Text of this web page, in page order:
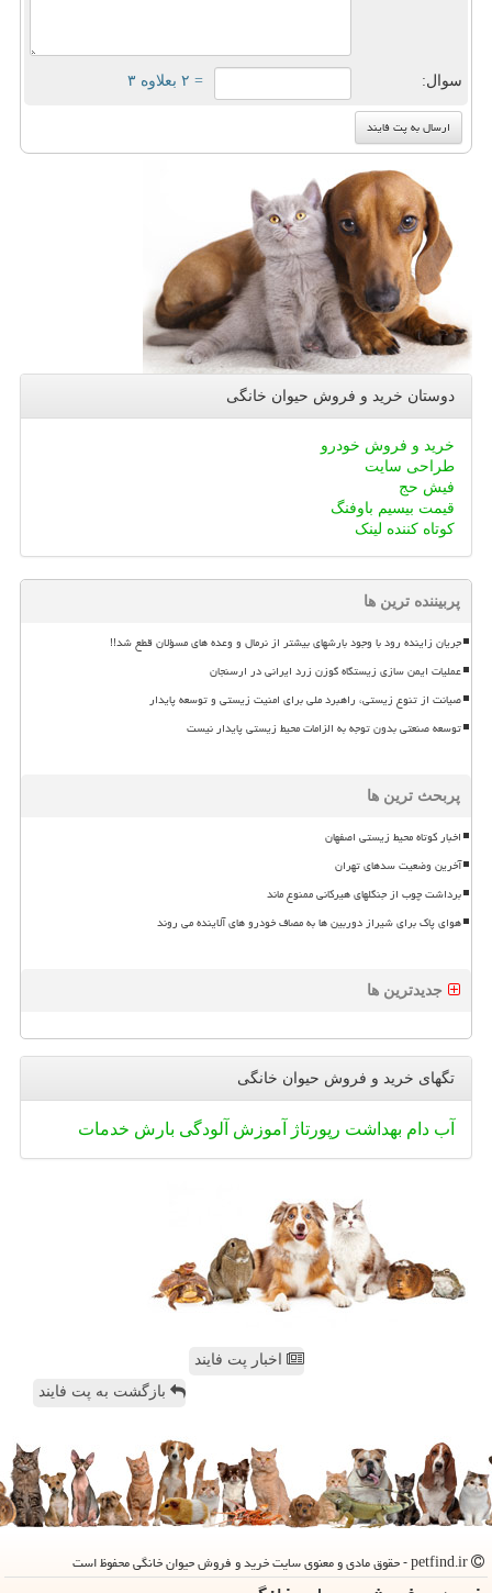
سوال: = ۲ بعلاوه ۳
دوستان خرید و فروش حیوان خانگی
خرید و فروش خودرو
طراحی سایت
فیش حج
قیمت بیسیم باوفنگ
کوتاه کننده لینک
پربیننده ترین ها
جریان زاینده رود با وجود بارشهای بیشتر از نرمال و وعده های مسؤلان قطع شد!!
عملیات ایمن سازی زیستگاه گوزن زرد ایرانی در ارسنجان
صیانت از تنوع زیستی، راهبرد ملی برای امنیت زیستی و توسعه پایدار
توسعه صنعتی بدون توجه به الزامات محیط زیستی پایدار نیست
پربحث ترین ها
اخبار کوتاه محیط زیستی اصفهان
آخرین وضعیت سدهای تهران
برداشت چوب از جنگلهای هیرکانی ممنوع ماند
هوای پاک برای شیراز دوربین ها به مصاف خودرو های آلاینده می روند
جدیدترین ها
تگهای خرید و فروش حیوان خانگی
آب دام بهداشت رپورتاژ آموزش آلودگی بارش خدمات
اخبار پت فایند
بازگشت به پت فایند